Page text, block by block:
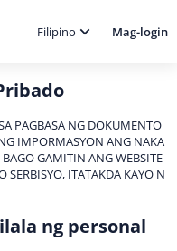
Filipino Mag-login
PAGBASA NG DOKUMENTO
IMPORMASYON ANG NAKA
GAMITIN ANG WEBSITE
SERBISYO, ITATAKDA KAYO N
ng personal